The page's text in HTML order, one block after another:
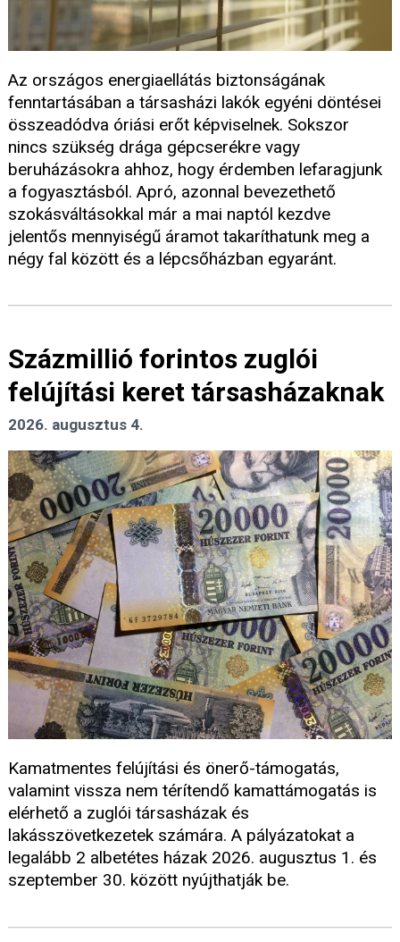
Az országos energiaellátás biztonságának
fenntartásában a társasházi lakók egyéni döntései
összeadódva óriási erőt képviselnek. Sokszor
nincs szükség drága gépcserékre vagy
beruházásokra ahhoz, hogy érdemben lefaragjunk
a fogyasztásból. Apró, azonnal bevezethető
szokásváltásokkal már a mai naptól kezdve
jelentős mennyiségű áramot takaríthatunk meg a
négy fal között és a lépcsőházban egyaránt.
Százmillió forintos zuglói
felújítási keret társasházaknak
2026. augusztus 4.
Kamatmentes felújítási és önerő-támogatás,
valamint vissza nem térítendő kamattámogatás is
elérhető a zuglói társasházak és
lakásszövetkezetek számára. A pályázatokat a
legalább 2 albetétes házak 2026. augusztus 1. és
szeptember 30. között nyújthatják be.